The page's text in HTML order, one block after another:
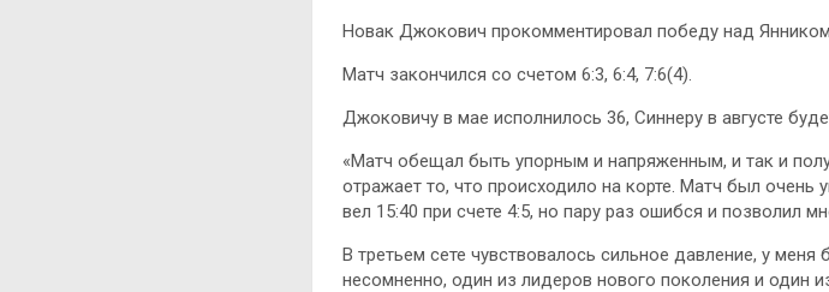
Новак Джокович прокомментировал победу над
Матч закончился со счетом 6:3, 6:4, 7:6(4).
Джоковичу в мае исполнилось 36, Синнеру в августе
«Матч обещал быть упорным и напряженным, и так и
отражает то, что происходило на корте. Матч был очень
вел 15:40 при счете 4:5, но пару раз ошибся и позволил
В третьем сете чувствовалось сильное давление, у
несомненно, один из лидеров нового поколения и один